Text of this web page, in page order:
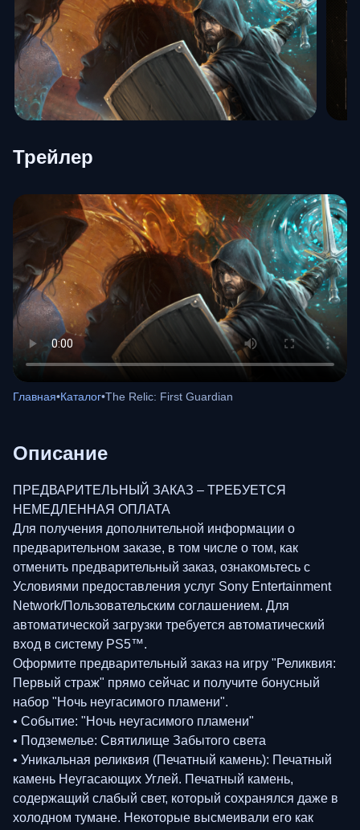
Трейлер
Главная•Каталог•The Relic: First Guardian
Описание
ПРЕДВАРИТЕЛЬНЫЙ ЗАКАЗ – ТРЕБУЕТСЯ
НЕМЕДЛЕННАЯ ОПЛАТА
Для получения дополнительной информации о
предварительном заказе, в том числе о том, как
отменить предварительный заказ, ознакомьтесь с
Условиями предоставления услуг Sony Entertainment
Network/Пользовательским соглашением. Для
автоматической загрузки требуется автоматический
вход в систему PS5™.
Оформите предварительный заказ на игру "Реликвия:
Первый страж" прямо сейчас и получите бонусный
набор "Ночь неугасимого пламени".
• Событие: "Ночь неугасимого пламени"
• Подземелье: Святилище Забытого света
• Уникальная реликвия (Печатный камень): Печатный
камень Неугасающих Углей. Печатный камень,
содержащий слабый свет, который сохранялся даже в
холодном тумане. Некоторые высмеивали его как